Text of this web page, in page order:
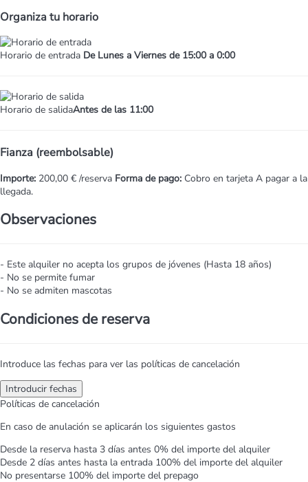
Organiza tu horario
Horario de entrada De Lunes a Viernes de 15:00 a 0:00
Horario de salidaAntes de las 11:00
Fianza (reembolsable)
Importe: 200,00 € /reserva Forma de pago: Cobro en tarjeta A pagar a la
llegada.
Observaciones
- Este alquiler no acepta los grupos de jóvenes (Hasta 18 años)
- No se permite fumar
- No se admiten mascotas
Condiciones de reserva
Introduce las fechas para ver las políticas de cancelación
Introducir fechas
Políticas de cancelación
En caso de anulación se aplicarán los siguientes gastos
Desde la reserva hasta 3 días antes 0% del importe del alquiler
Desde 2 días antes hasta la entrada 100% del importe del alquiler
No presentarse 100% del importe del prepago